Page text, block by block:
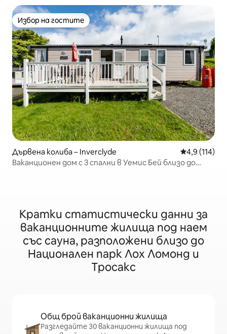
Избор на гостите
Избор на гостите
Дървена колиба – Inverclyde Средна
4,9 (114)
Ваканционен дом с 3 спални в Уемис Бей близо до
Кратки статистически данни за
ваканционните жилища под наем
със сауна, разположени близо до
Национален парк Лох Ломонд и
Тросакс
Общ брой ваканционни жилища
Разгледайте 30 ваканционни жилища под